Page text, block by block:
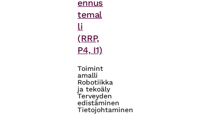
ennus
temal
li
(RRP,
P4, I1)
Toimint
amalli
Robotiikka
ja tekoäly
Terveyden
edistäminen
Tietojohtaminen